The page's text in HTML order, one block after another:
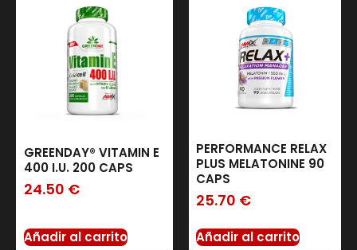
GREENDAY® VITAMIN E
400 I.U. 200 CAPS
24.50 €
Añadir al carrito
PERFORMANCE RELAX
PLUS MELATONINE 90
CAPS
25.70 €
Añadir al carrito